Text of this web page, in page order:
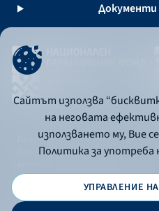
Документи
Политика за употреба на
Политика за поверителност
© 2026 - Българска банка за развитие
Сайтът използва
на неговата
използването му, Вие
Политика за употреба
УПРАВЛЕНИЕ